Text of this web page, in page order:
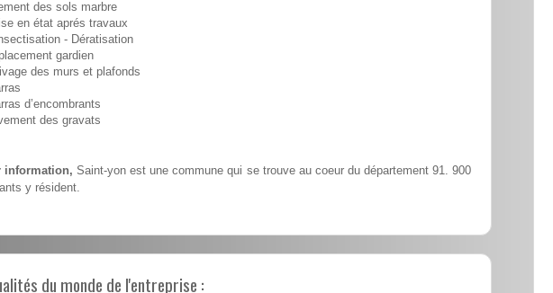
des sols marbre
en état aprés travaux
- Dératisation
gardien
des murs et plafonds
d’encombrants
des gravats
information, Saint-yon est une commune qui se trouve au coeur du département 91. 900
y résident.
du monde de l'entreprise :